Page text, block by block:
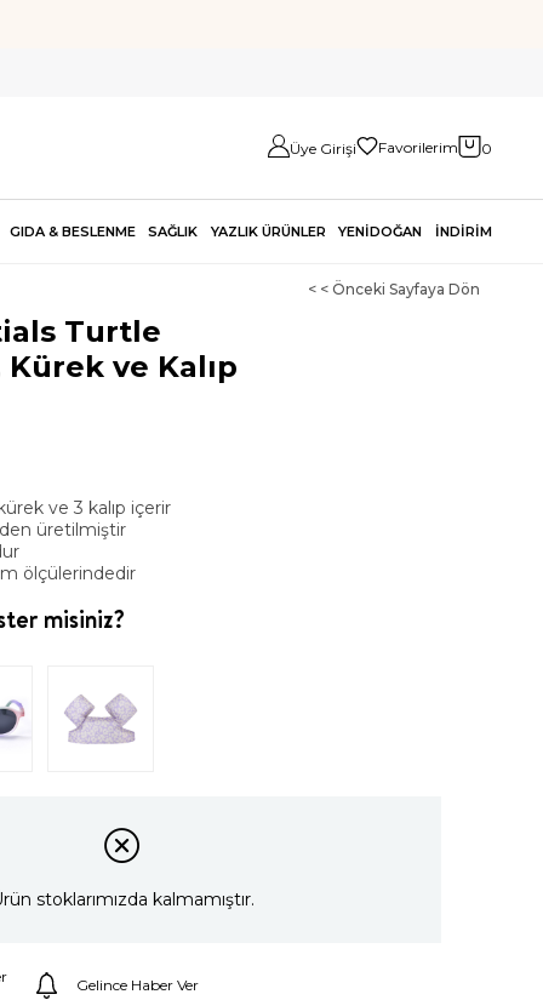
Üye Girişi Favorilerim 0
GIDA & BESLENME SAĞLIK YAZLIK ÜRÜNLER YENİDOĞAN İNDİRİM
< < Önceki Sayfaya Dön
Turtle
ve Kalıp
ve 3 kalıp içerir
üretilmiştir
ölçülerindedir
misiniz?
stoklarımızda kalmamıştır.
Gelince Haber Ver